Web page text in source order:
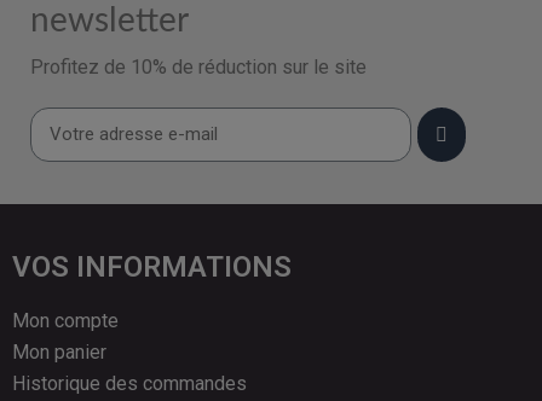
newsletter
Profitez de 10% de réduction sur le site
VOS INFORMATIONS
Mon compte
Mon panier
Historique des commandes